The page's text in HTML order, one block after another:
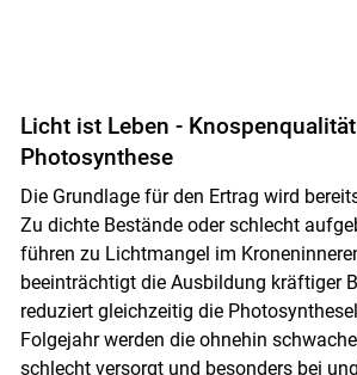
Licht ist Leben -
Photosynthese
Die Grundlage für den Ertrag wird
Zu dichte Bestände oder schlecht
führen zu Lichtmangel im
beeinträchtigt die Ausbildung kräftiger
reduziert gleichzeitig die
Folgejahr werden die ohnehin
schlecht versorgt und besonders bei